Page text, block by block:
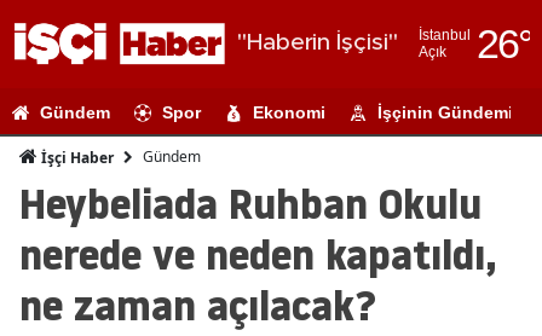
"Haberin İşçisi"
İstanbul
Açık
26°
Adıyaman
Ağrı
Amasya
Gündem Spor Ekonomi İşçinin Gündemi
İşçi Haber Gündem
Heybeliada Ruhban Okulu
nerede ve neden kapatıldı,
ne zaman açılacak?